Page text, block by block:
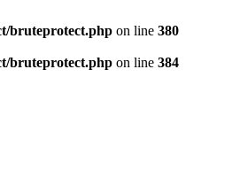
bruteprotect.php on line 380
bruteprotect.php on line 384